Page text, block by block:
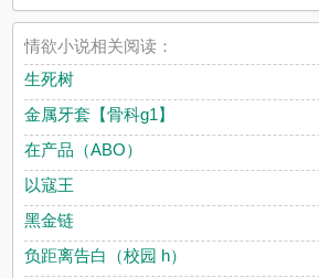
情欲小说相关阅读：
生死树
金属牙套【骨科g1】
在产品（ABO）
以寇王
黑金链
负距离告白（校园 h）